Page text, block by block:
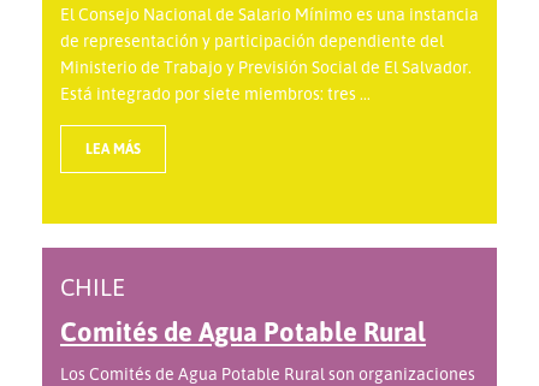
El Consejo Nacional de Salario Mínimo es una instancia
de representación y participación dependiente del
Ministerio de Trabajo y Previsión Social de El Salvador.
Está integrado por siete miembros: tres ...
LEA MÁS
CHILE
Comités de Agua Potable Rural
Los Comités de Agua Potable Rural son organizaciones